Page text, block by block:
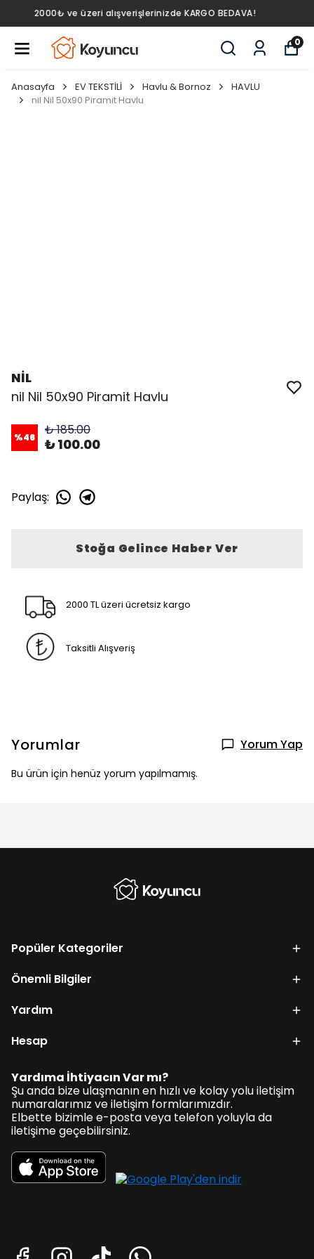
2000₺ ve üzeri alışverişlerinizde KARGO
0
Anasayfa EV TEKSTİLİ Havlu & Bornoz
HAVLU
nil Nil 50x90 Piramit Havlu
NİL
nil Nil 50x90 Piramit Havlu
%46 ₺ 185.00
₺ 100.00
Paylaş:
Stoğa Gelince Haber Ver
2000 TL üzeri ücretsiz kargo
Taksitli Alışveriş
Yorumlar Yorum Yap
Bu ürün için henüz yorum yapılmamış.
Popüler Kategoriler
Önemli Bilgiler
Yardım
Hesap
Yardıma İhtiyacın Var mı?
Şu anda bize ulaşmanın en hızlı ve kolay yolu iletişim
numaralarımız ve iletişim formlarımızdır.
Elbette bizimle e-posta veya telefon yoluyla da
iletişime geçebilirsiniz.